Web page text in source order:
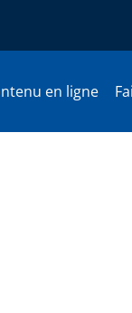
en ligne